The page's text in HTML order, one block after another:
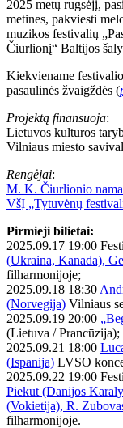
2025 metų rugsėjį,
metines, pakviesti
muzikos festivalių
Čiurlionį“ Baltijos
Kiekviename
pasaulinės žvaigždės (
Projektą finansuoja:
Lietuvos kultūros
Vilniaus miesto
Rengėjai:
M. K. Čiurlionio
VšĮ „Tytuvėnų
Pirmieji bilietai:
2025.09.17 19:00
(Ukraina, Kanada),
filharmonijoje;
2025.09.18 18:30
(Norvegija) Vilniaus
2025.09.19 20:00
(Lietuva / Prancūzija);
2025.09.21 18:00
(Ispanija) LVSO
2025.09.22 19:00
Piekut (Danijos
(Vokietija), R.
filharmonijoje.